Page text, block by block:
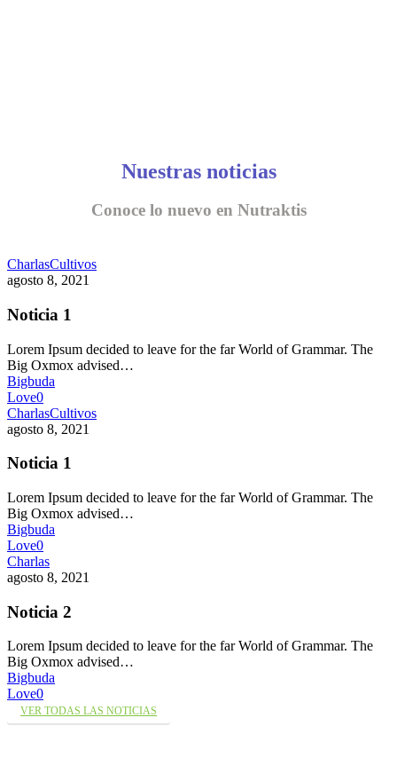
Nuestras noticias
Conoce lo nuevo en Nutraktis
CharlasCultivos
agosto 8, 2021
Noticia 1
Lorem Ipsum decided to leave for the far World of Grammar. The
Big Oxmox advised…
Bigbuda
Love0
CharlasCultivos
agosto 8, 2021
Noticia 1
Lorem Ipsum decided to leave for the far World of Grammar. The
Big Oxmox advised…
Bigbuda
Love0
Charlas
agosto 8, 2021
Noticia 2
Lorem Ipsum decided to leave for the far World of Grammar. The
Big Oxmox advised…
Bigbuda
Love0
VER TODAS LAS NOTICIAS